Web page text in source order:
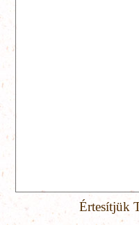
Értesítjük